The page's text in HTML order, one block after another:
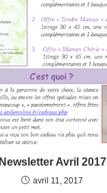
Newsletter Avril 2017
avril 11, 2017